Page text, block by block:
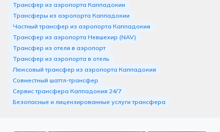
Трансфер из аэропорта Каппадокии
Трансферы из аэропорта Каппадокии
Частный трансфер из аэропорта Каппадокия
Трансфер из аэропорта Невшехир (NAV)
Трансфер из отеля в аэропорт
Трансфер из аэропорта в отель
Люксовый трансфер из аэропорта Каппадокия
Совместный шаттл-трансфер
Сервис трансфера Каппадокия 24/7
Безопасные и лицензированные услуги трансфера